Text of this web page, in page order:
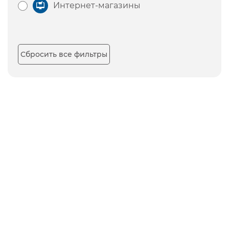
Интернет-магазины
Сбросить все фильтры